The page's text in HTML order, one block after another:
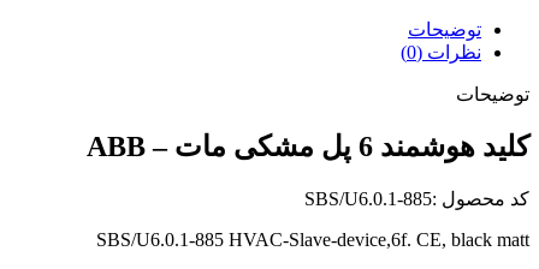
توضیحات
نظرات (0)
توضیحات
کلید هوشمند 6 پل مشکی مات – ABB
کد محصول :SBS/U6.0.1-885
SBS/U6.0.1-885 HVAC-Slave-device,6f. CE, black matt